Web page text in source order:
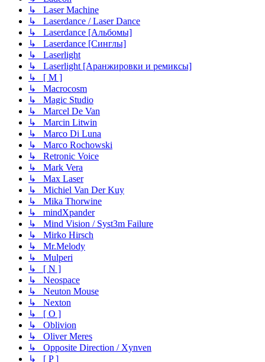
↳ Laser Machine
↳ Laserdance / Laser Dance
↳ Laserdance [Альбомы]
↳ Laserdance [Синглы]
↳ Laserlight
↳ Laserlight [Аранжировки и ремиксы]
↳ [ M ]
↳ Macrocosm
↳ Magic Studio
↳ Marcel De Van
↳ Marcin Litwin
↳ Marco Di Luna
↳ Marco Rochowski
↳ Retronic Voice
↳ Mark Vera
↳ Max Laser
↳ Michiel Van Der Kuy
↳ Mika Thorwine
↳ mindXpander
↳ Mind Vision / Syst3m Failure
↳ Mirko Hirsch
↳ Mr.Melody
↳ Mulperi
↳ [ N ]
↳ Neospace
↳ Neuton Mouse
↳ Nexton
↳ [ O ]
↳ Oblivion
↳ Oliver Meres
↳ Opposite Direction / Xynven
↳ [ P ]